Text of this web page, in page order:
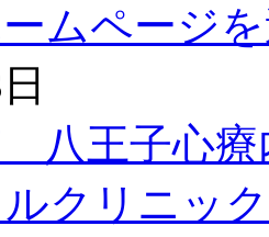
ムページ
八王子心療
クリニッ